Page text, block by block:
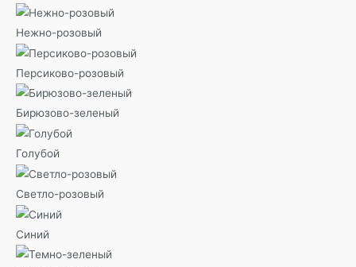
Нежно-розовый
Персиково-розовый
Бирюзово-зеленый
Голубой
Светло-розовый
Синий